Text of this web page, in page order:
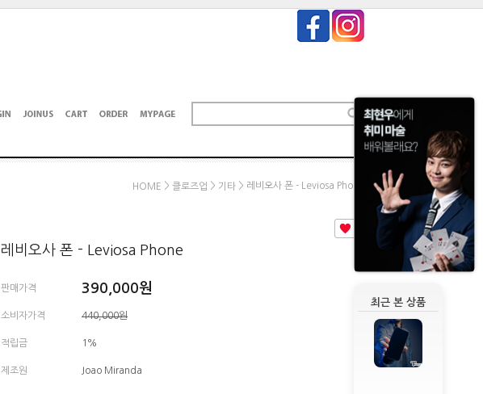
최근 본 상품
HOME > 클로즈업 > 기타 > 레비오사 폰 - Leviosa Phone
레비오사 폰 - Leviosa Phone
판매가격 390,000원
소비자가격 440,000원
적립금 1%
제조원 Joao Miranda